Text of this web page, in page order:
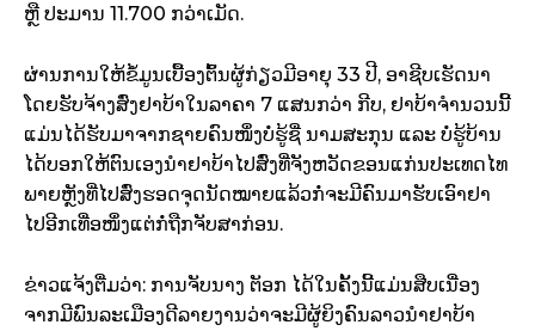
ຫຼື ປະ­ມານ 11.700 ກວ່າ​ເມັດ.
ຜ່ານ​ການ​ໃຫ້​ຂໍ້​ມູນ​ເບື້ອງ​ຕົ້ນ​ຜູ້­ກ່ຽວ​ມີ​ອາ­ຍຸ 33 ປີ, ອາ­ຊີບ​ເຮັດ​ນາ
ໂດຍ​ຮັບ­ຈ້າງ​ສົ່ງ​ຢາ​ບ້າ​ໃນ​ລາ­ຄາ 7 ແສນ​ກວ່າ ກີບ, ຢາ​ບ້າ​ຈຳ­ນວນ​ນີ້​
ແມ່ນ​ໄດ້​ຮັບ​ມາ​ຈາກ​ຊາຍ​ຄົນ​ໜຶ່ງ​ບໍ່​ຮູ້​ຊື່ ນາມ­ສະ­ກຸນ ແລະ ບໍ່​ຮູ້​ບ້ານ​
ໄດ້​ບອກ​ໃຫ້​ຕົນ​ເອງ​ນຳ​ຢາ​ບ້າ​ໄປ​ສົ່ງ​ທີ່​ຈັງ­ຫວັດ​ຂອນ​ແກ່ນ​ປະ­ເທດ​ໄທ
ພາຍ­ຫຼັງ​ທີ່​ໄປ​ສົ່ງ​ຮອດ​ຈຸດ​ນັດ​ໝາຍ​ແລ້ວ​ກໍ່​ຈະ​ມີ​ຄົນ​ມາ​ຮັບ​ເອົາ​ຢາ​
ໄປ​ອີກ​ເທື່ອ​ໜຶ່ງ​ແຕ່​ກໍ່​ຖືກ​ຈັບ​ສາ­ກ່ອນ.
ຂ່າວ​ແຈ້ງ​ຕື່ມ​ວ່າ: ການ​ຈັບ​ນາງ ຕັອກ ໄດ້​ໃນ​ຄັ້ງ​ນີ້​ແມ່ນ​ສືບ​ເນື່ອງ​
ຈາກ​ມີ​ພົນ­ລະ­ເມືອງ​ດີ​ລາຍ​ງານ​ວ່າ​ຈະ​ມີ​ຜູ້­ຍິງຄົນ​ລາວ​ນຳ​ຢາ​ບ້າ​